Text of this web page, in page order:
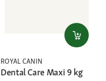
ROYAL CANIN
Dental Care Maxi 9 kg